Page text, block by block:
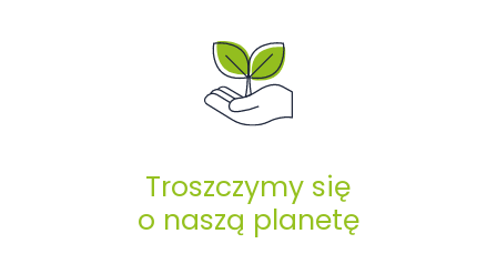
Troszczymy się
o naszą planetę